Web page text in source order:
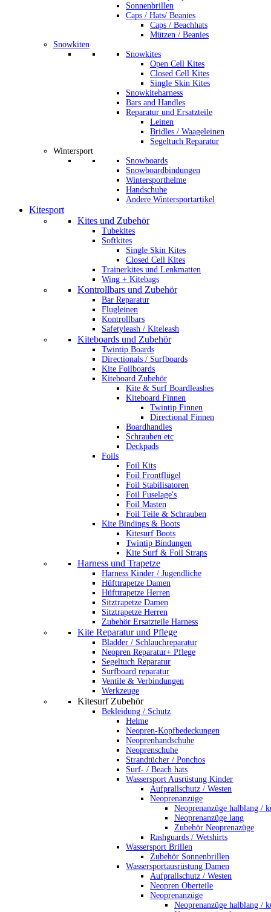
Sonnenbrillen
Caps / Hats/ Beanies
Caps / Beachhats
Mützen / Beanies
Snowkiten
Snowkites
Open Cell Kites
Closed Cell Kites
Single Skin Kites
Snowkiteharness
Bars and Handles
Reparatur und Ersatzteile
Leinen
Bridles / Waageleinen
Segeltuch Reparatur
Wintersport
Snowboards
Snowboardbindungen
Wintersporthelme
Handschuhe
Andere Wintersportartikel
Kitesport
Kites und Zubehör
Tubekites
Softkites
Single Skin Kites
Closed Cell Kites
Trainerkites und Lenkmatten
Wing + Kitebags
Kontrollbars und Zubehör
Bar Reparatur
Flugleinen
Kontrollbars
Safetyleash / Kiteleash
Kiteboards und Zubehör
Twintip Boards
Directionals / Surfboards
Kite Foilboards
Kiteboard Zubehör
Kite & Surf Boardleashes
Kiteboard Finnen
Twintip Finnen
Directional Finnen
Boardhandles
Schrauben etc
Deckpads
Foils
Foil Kits
Foil Frontflügel
Foil Stabilisatoren
Foil Fuselage's
Foil Masten
Foil Teile & Schrauben
Kite Bindings & Boots
Kitesurf Boots
Twintip Bindungen
Kite Surf & Foil Straps
Harness und Trapetze
Harness Kinder / Jugendliche
Hüfttrapetze Damen
Hüfttrapetze Herren
Sitztrapetze Damen
Sitztrapetze Herren
Zubehör Ersatzteile Harness
Kite Reparatur und Pflege
Bladder / Schlauchreparatur
Neopren Reparatur+ Pflege
Segeltuch Reparatur
Surfboard reparatur
Ventile & Verbindungen
Werkzeuge
Kitesurf Zubehör
Bekleidung / Schutz
Helme
Neopren-Kopfbedeckungen
Neoprenhandschuhe
Neoprenschuhe
Strandtücher / Ponchos
Surf- / Beach hats
Wassersport Ausrüstung Kinder
Aufprallschutz / Westen
Neoprenanzüge
Neoprenanzüge halblang /
Neoprenanzüge lang
Zubehör Neoprenazüge
Rashguards / Wetshirts
Wassersport Brillen
Zubehör Sonnenbrillen
Wassersportausrüstung Damen
Aufprallschutz / Westen
Neopren Oberteile
Neoprenanzüge
Neoprenanzüge halblang /